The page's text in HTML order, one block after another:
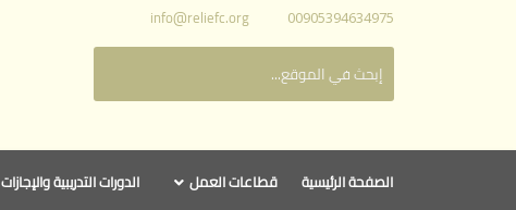
00905394634975
info@reliefc.org
الصفحة الرئيسية قطاعات العمل الدورات التدريبية والإجازات